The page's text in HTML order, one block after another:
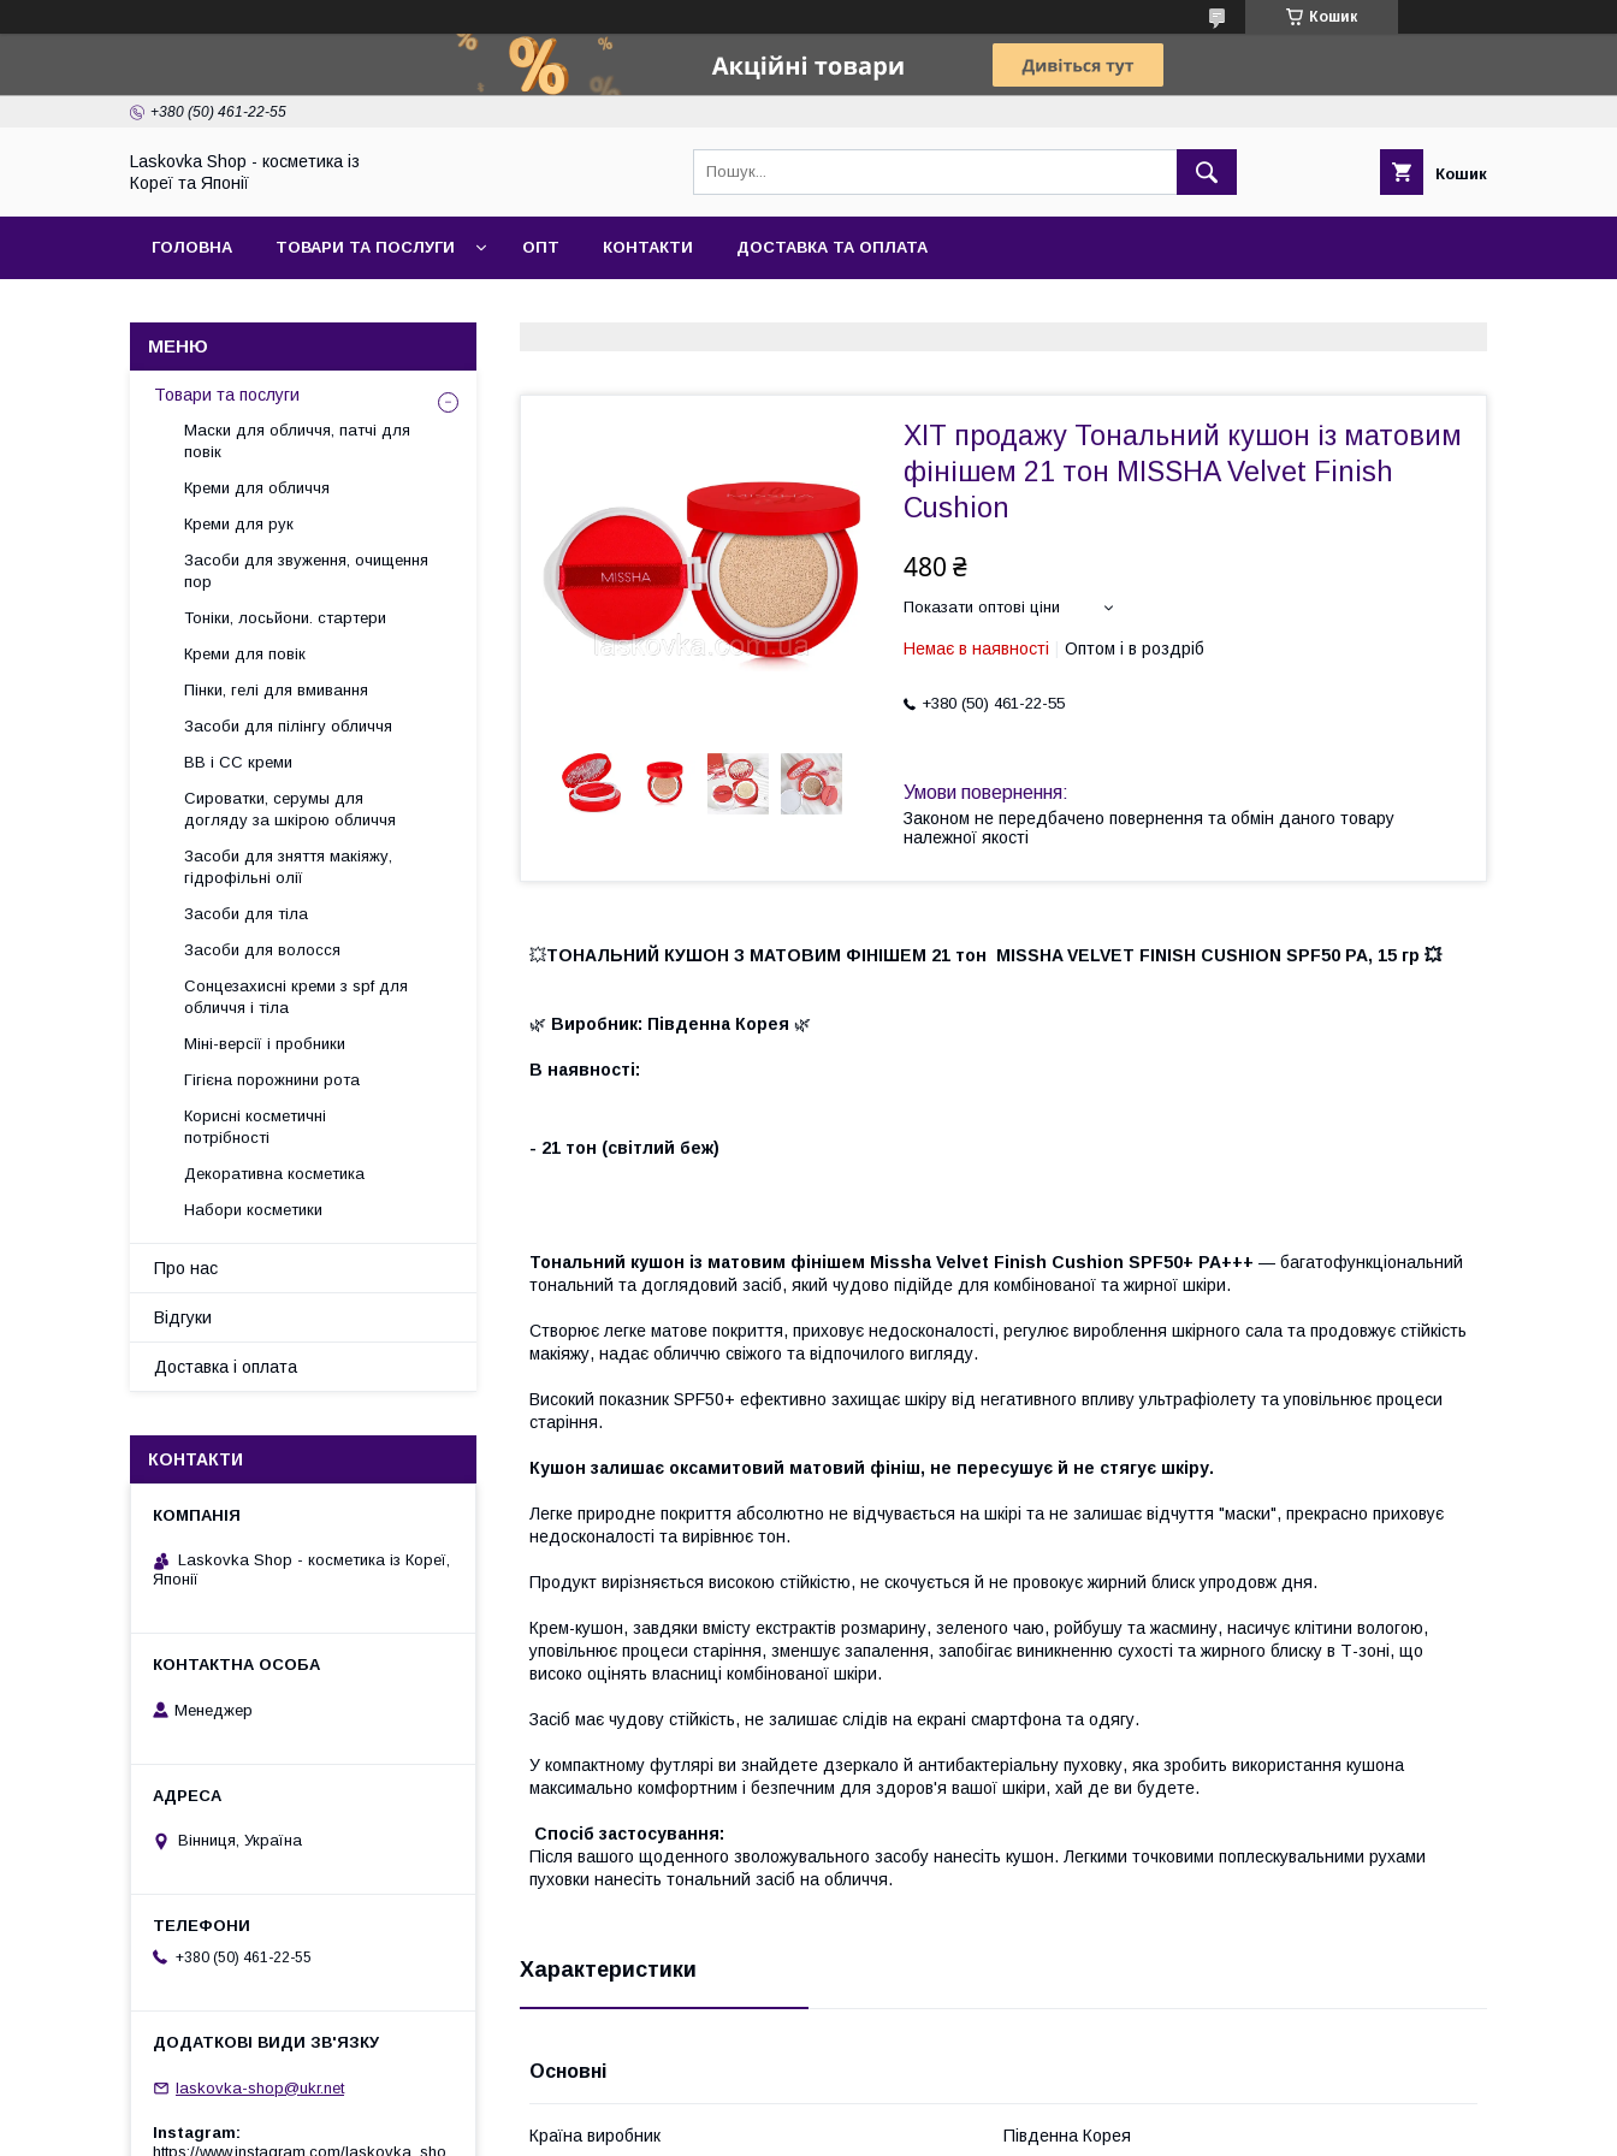
Кошик
+380 (50) 461-22-55
Laskovka Shop - косметика із
Кореї та Японії
Кошик
ГОЛОВНА ТОВАРИ ТА ПОСЛУГИ ОПТ КОНТАКТИ ДОСТАВКА ТА ОПЛАТА
ХІТ продажу Тональний кушон із матовим
фінішем 21 тон MISSHA Velvet Finish
Cushion
480 ₴
Показати оптові ціни
Немає в наявності Оптом і в роздріб
+380 (50) 461-22-55
Законом не передбачено повернення та обмін даного товару
належної якості
💥ТОНАЛЬНИЙ КУШОН З МАТОВИМ ФІНІШЕМ 21 тон MISSHA VELVET FINISH CUSHION SPF50 PA, 15 гр 💥
🌿 Виробник: Південна Корея 🌿
В наявності:
- 21 тон (світлий беж)
Тональний кушон із матовим фінішем Missha Velvet Finish Cushion SPF50+ PA+++ — багатофункціональний
тональний та доглядовий засіб, який чудово підійде для комбінованої та жирної шкіри.
Створює легке матове покриття, приховує недосконалості, регулює вироблення шкірного сала та продовжує стійкість
макіяжу, надає обличчю свіжого та відпочилого вигляду.
Високий показник SPF50+ ефективно захищає шкіру від негативного впливу ультрафіолету та уповільнює процеси
старіння.
Кушон залишає оксамитовий матовий фініш, не пересушує й не стягує шкіру.
Легке природне покриття абсолютно не відчувається на шкірі та не залишає відчуття "маски", прекрасно приховує
недосконалості та вирівнює тон.
Продукт вирізняється високою стійкістю, не скочується й не провокує жирний блиск упродовж дня.
Крем-кушон, завдяки вмісту екстрактів розмарину, зеленого чаю, ройбушу та жасмину, насичує клітини вологою,
уповільнює процеси старіння, зменшує запалення, запобігає виникненню сухості та жирного блиску в Т-зоні, що
високо оцінять власниці комбінованої шкіри.
Засіб має чудову стійкість, не залишає слідів на екрані смартфона та одягу.
У компактному футлярі ви знайдете дзеркало й антибактеріальну пуховку, яка зробить використання кушона
максимально комфортним і безпечним для здоров'я вашої шкіри, хай де ви будете.
Спосіб застосування:
Після вашого щоденного зволожувального засобу нанесіть кушон. Легкими точковими поплескувальними рухами
пуховки нанесіть тональний засіб на обличчя.
Характеристики
Основні
Країна виробник Південна Корея
Товари та послуги
Маски для обличчя, патчі для
повік
Креми для обличчя
Креми для рук
Засоби для звуження, очищення
пор
Тоніки, лосьйони. стартери
Креми для повік
Пінки, гелі для вмивання
Засоби для пілінгу обличчя
BB і СС креми
Сироватки, серумы для
догляду за шкірою обличчя
Засоби для зняття макіяжу,
гідрофільні олії
Засоби для тіла
Засоби для волосся
Сонцезахисні креми з spf для
обличчя і тіла
Міні-версії і пробники
Гігієна порожнини рота
Корисні косметичні
потрібності
Декоративна косметика
Набори косметики
Про нас
Відгуки
Доставка і оплата
КОНТАКТИ
Laskovka Shop - косметика із Кореї,
Японії
Менеджер
Вінниця, Україна
+380 (50) 461-22-55
laskovka-shop@ukr.net
Instagram
https://www.instagram.com/laskovka_sho